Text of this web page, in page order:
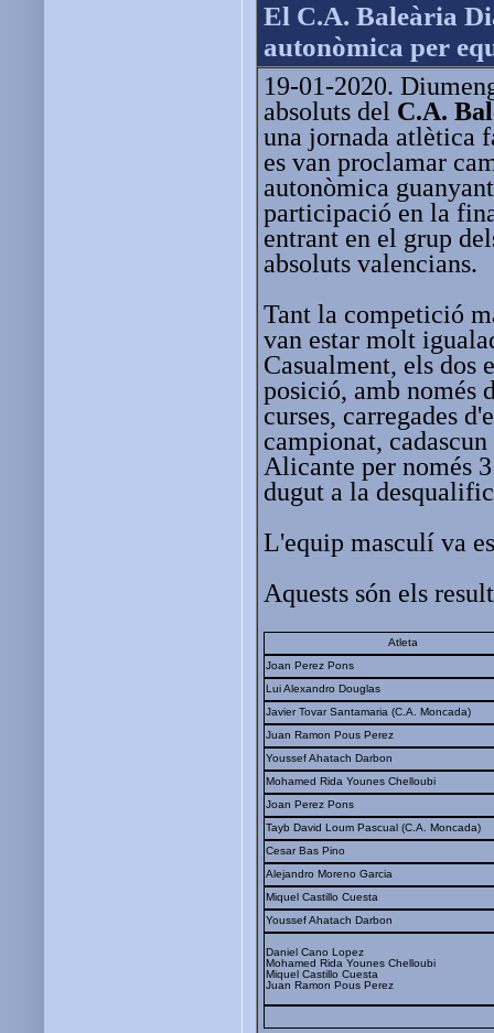
El C.A. Baleària
autonòmica per
19-01-2020.
absoluts del C.A.
una jornada atlètica
es van proclamar
autonòmica
participació en la
entrant en el grup
absoluts valencians.
Tant la competició
van estar molt
Casualment, els dos
posició, amb només
curses, carregades
campionat,
Alicante per només
dugut a la
L'equip masculí va
Aquests són els
Atleta
Joan Perez Pons
Lui Alexandro Douglas
Javier Tovar Santamaria (C.A. Moncada)
Juan Ramon Pous Perez
Youssef Ahatach Darbon
Mohamed Rida Younes Chelloubi
Joan Perez Pons
Tayb David Loum Pascual (C.A. Moncada)
Cesar Bas Pino
Alejandro Moreno Garcia
Miquel Castillo Cuesta
Youssef Ahatach Darbon
Daniel Cano Lopez
Mohamed Rida Younes Chelloubi
Miquel Castillo Cuesta
Juan Ramon Pous Perez